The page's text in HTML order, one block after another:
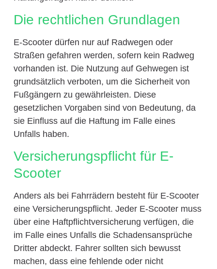
Die rechtlichen Grundlagen
E-Scooter dürfen nur auf Radwegen oder
Straßen gefahren werden, sofern kein Radweg
vorhanden ist. Die Nutzung auf Gehwegen ist
grundsätzlich verboten, um die Sicherheit von
Fußgängern zu gewährleisten. Diese
gesetzlichen Vorgaben sind von Bedeutung, da
sie Einfluss auf die Haftung im Falle eines
Unfalls haben.
Versicherungspflicht für E-
Scooter
Anders als bei Fahrrädern besteht für E-Scooter
eine Versicherungspflicht. Jeder E-Scooter muss
über eine Haftpflichtversicherung verfügen, die
im Falle eines Unfalls die Schadensansprüche
Dritter abdeckt. Fahrer sollten sich bewusst
machen, dass eine fehlende oder nicht